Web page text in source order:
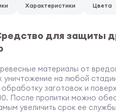
Характеристики Цвета
для защиты
материалы от
уничтожение на любой
заготовок и
После пропитки можно
увеличить срок ее